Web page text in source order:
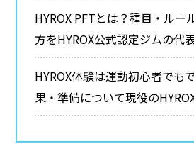
HYROX PFTとは？種目・ルー
方をHYROX公式認定ジムの代
HYROX体験は運動初心者でも
果・準備について現役の